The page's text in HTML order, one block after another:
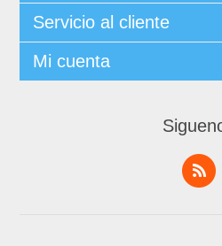
Servicio al cliente
Mi cuenta